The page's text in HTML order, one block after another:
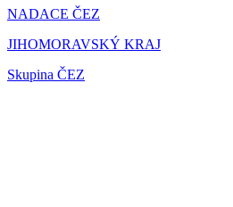
NADACE ČEZ
JIHOMORAVSKÝ KRAJ
Skupina ČEZ